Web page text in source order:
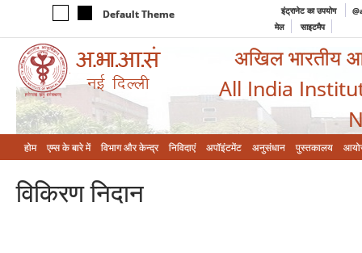
Default Theme इंट्रानेट का उपयोग
मेल
साइटमैप
अखिल भारतीय
All India
होम एम्‍स के बारे में विभाग और केन्‍द्र निविदाएं अपॉइंटमेंट अनुसंधान पुस्तकालय
विकिरण निदान